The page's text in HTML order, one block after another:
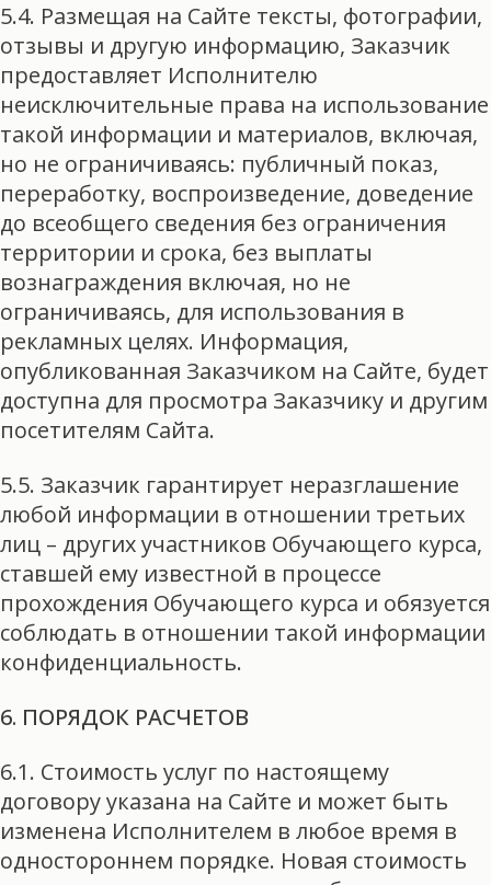
5.4. Размещая на Сайте тексты, фотографии,
отзывы и другую информацию, Заказчик
предоставляет Исполнителю
неисключительные права на использование
такой информации и материалов, включая,
но не ограничиваясь: публичный показ,
переработку, воспроизведение, доведение
до всеобщего сведения без ограничения
территории и срока, без выплаты
вознаграждения включая, но не
ограничиваясь, для использования в
рекламных целях. Информация,
опубликованная Заказчиком на Сайте, будет
доступна для просмотра Заказчику и другим
посетителям Сайта.
5.5. Заказчик гарантирует неразглашение
любой информации в отношении третьих
лиц – других участников Обучающего курса,
ставшей ему известной в процессе
прохождения Обучающего курса и обязуется
соблюдать в отношении такой информации
конфиденциальность.
6. ПОРЯДОК РАСЧЕТОВ
6.1. Стоимость услуг по настоящему
договору указана на Сайте и может быть
изменена Исполнителем в любое время в
одностороннем порядке. Новая стоимость